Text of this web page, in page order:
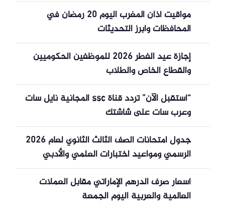
مواقيت أذان المغرب اليوم 20 رمضان في
المحافظات وأبرز التحديثات
إجازة عيد الفطر 2026 للموظفين الحكوميين
والقطاع الخاص والطلاب
“استقبل الآن” تردد قناة ssc المجانية نايل سات
وعرب سات على شاشتك
جدول امتحانات الصف الثالث الثانوي لعام 2026
الرسمي ومواعيد اختبارات العلمي والأدبي
والتعليمات الوزارية
أسعار صرف الدرهم الإماراتي مقابل العملات
العالمية والعربية اليوم الجمعة